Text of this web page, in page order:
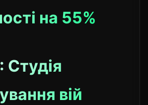
на 55%
Студія
вій